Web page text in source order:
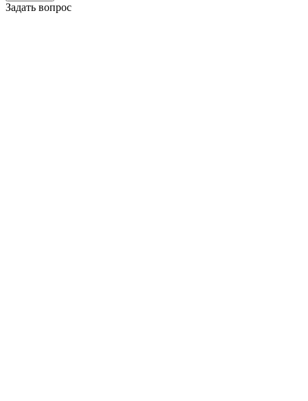
Задать вопрос